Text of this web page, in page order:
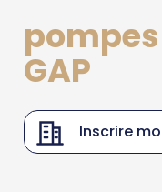
GAP
Inscrire